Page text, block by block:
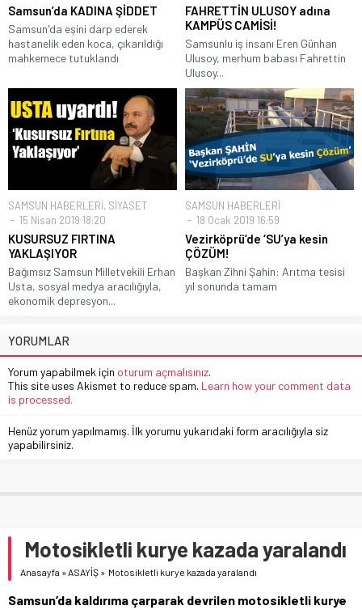
Samsun’da KADINA ŞİDDET
Samsun'da eşini darp ederek
hastanelik eden koca, çıkarıldığı
mahkemece tutuklandı
FAHRETTİN ULUSOY adına
KAMPÜS CAMİSİ!
Samsunlu iş insanı Eren Günhan
Ulusoy, merhum babası Fahrettin
Ulusoy...
SAMSUN HABERLERİ, SİYASET
15 Nisan 2019 18:20
KUSURSUZ FIRTINA
YAKLAŞIYOR
Bağımsız Samsun Milletvekili Erhan
Usta, sosyal medya aracılığıyla,
ekonomik depresyon...
SAMSUN HABERLERİ
18 Ocak 2019 16:59
Vezirköprü’de ‘SU’ya kesin
ÇÖZÜM!
Başkan Zihni Şahin: Arıtma tesisi
yıl sonunda tamam
YORUMLAR
Yorum yapabilmek için oturum açmalısınız.
This site uses Akismet to reduce spam. Learn how your comment data
is processed.
Henüz yorum yapılmamış. İlk yorumu yukarıdaki form aracılığıyla siz
yapabilirsiniz.
Motosikletli kurye kazada yaralandı
Anasayfa » ASAYİŞ » Motosikletli kurye kazada yaralandı
Samsun’da kaldırıma çarparak devrilen motosikletli kurye